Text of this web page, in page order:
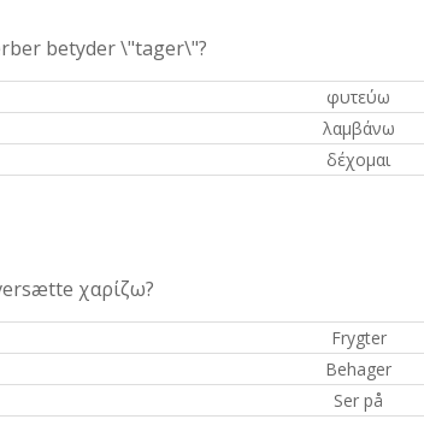
betyder \"tager\"?
φυτεύω
λαμβάνω
δέχομαι
χαρίζω?
Frygter
Behager
Ser på